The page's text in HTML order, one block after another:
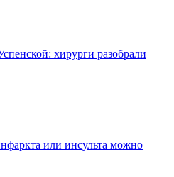
хирурги разобрали
или инсульта можно